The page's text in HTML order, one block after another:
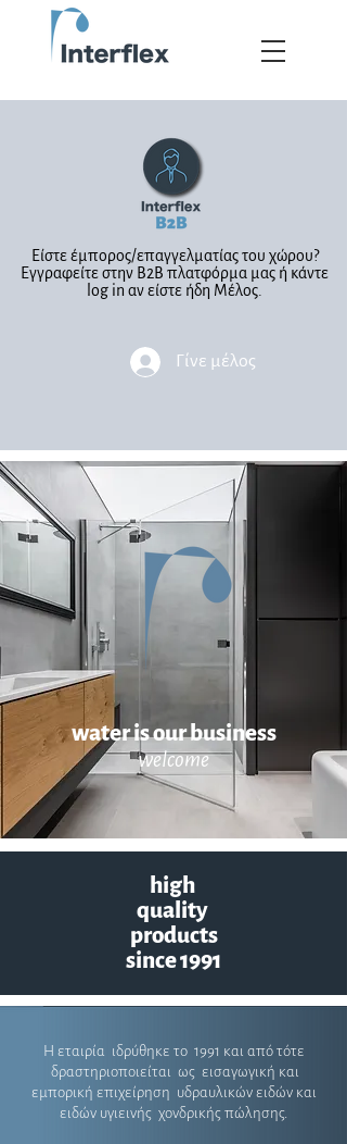
Είστε έμπορος/επαγγελματίας του χώρου?
Εγγραφείτε στην B2B πλατφόρμα μας ή κάντε
log in αν είστε ήδη Μέλος.
Γίνε μέλος
water is our business
welcome
high
quality
products
since 1991
Η εταιρία ιδρύθηκε το 1991 και από τότε
δραστηριοποιείται ως εισαγωγική και
εμπορική επιχείρηση υδραυλικών ειδών και
ειδών υγιεινής χονδρικής πώλησης.